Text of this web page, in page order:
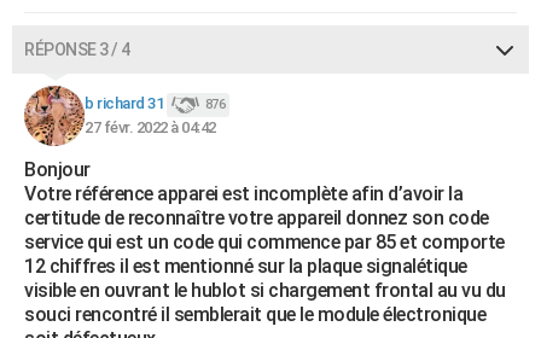
RÉPONSE 3 / 4
b richard 31 876
27 févr. 2022 à 04:42
Bonjour
Votre référence apparei est incomplète afin d’avoir la
certitude de reconnaître votre appareil donnez son code
service qui est un code qui commence par 85 et comporte
12 chiffres il est mentionné sur la plaque signalétique
visible en ouvrant le hublot si chargement frontal au vu du
souci rencontré il semblerait que le module électronique